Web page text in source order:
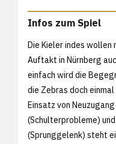
Infos zum Spiel
Die Kieler indes wollen
Auftakt in Nürnberg
einfach wird die
die Zebras doch
Einsatz von
(Schulterprobleme)
(Sprunggelenk) steht